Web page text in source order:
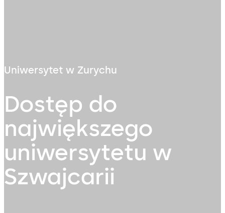
Uniwersytet w Zurychu
Dostęp do
największego
uniwersytetu w
Szwajcarii